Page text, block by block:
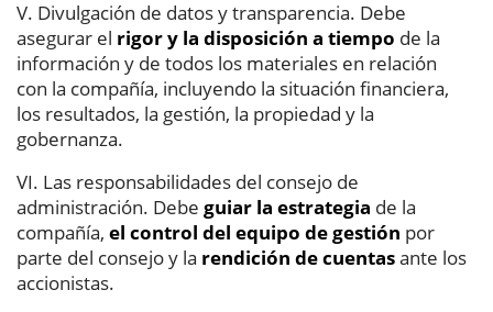
V. Divulgación de datos y transparencia. Debe
asegurar el rigor y la disposición a tiempo de la
información y de todos los materiales en relación
con la compañía, incluyendo la situación financiera,
los resultados, la gestión, la propiedad y la
gobernanza.
VI. Las responsabilidades del consejo de
administración. Debe guiar la estrategia de la
compañía, el control del equipo de gestión por
parte del consejo y la rendición de cuentasante los
accionistas.